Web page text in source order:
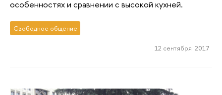
особенностях и сравнении с высокой кухней.
Свободное общение
12 сентября 2017